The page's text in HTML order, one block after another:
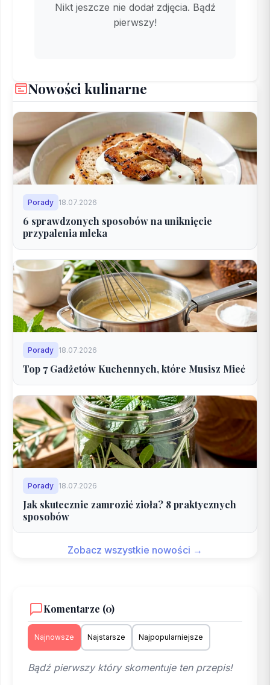
Nikt jeszcze nie dodał zdjęcia. Bądź
pierwszy!
Nowości kulinarne
Porady 18.07.2026
6 sprawdzonych sposobów na uniknięcie
przypalenia mleka
Porady 18.07.2026
Top 7 Gadżetów Kuchennych, które Musisz Mieć
Porady 18.07.2026
Jak skutecznie zamrozić zioła? 8 praktycznych
sposobów
Zobacz wszystkie nowości →
Komentarze (0)
Najnowsze Najstarsze Najpopularniejsze
Bądź pierwszy który skomentuje ten przepis!